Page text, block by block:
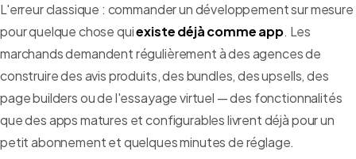
L'erreur classique : commander un développement sur mesure
pour quelque chose quiexiste déjà comme app. Les
marchands demandent régulièrement à des agences de
construire des avis produits, des bundles, des upsells, des
page builders ou de l'essayage virtuel — des fonctionnalités
que des apps matures et configurables livrent déjà pour un
petit abonnement et quelques minutes de réglage.